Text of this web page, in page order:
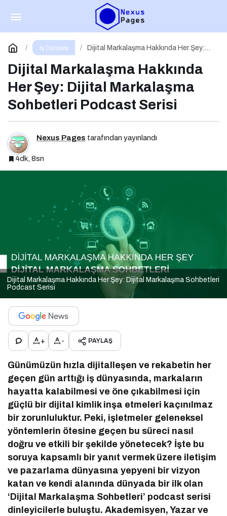
İş Dünyası
Dijital Markalaşma Hakkında Her Şey:
Serisi
Dijital Markalaşma Hakkında
Her Şey: Dijital Markalaşma
Sohbetleri Podcast Serisi
Nexus Pages tarafından yayınlandı
4dk, 8sn
Dijital Markalaşma Hakkında Her Şey: Dijital Markalaşma Sohbetleri
Podcast Serisi
+ - PAYLAŞ
Günümüzün hızla dijitalleşen ve rekabetin her
geçen gün arttığı iş dünyasında, markaların
hayatta kalabilmesi ve öne çıkabilmesi için
güçlü bir dijital kimlik inşa etmeleri kaçınılmaz
bir zorunluluktur. Peki, işletmeler geleneksel
yöntemlerin ötesine geçen bu süreci nasıl
doğru ve etkili bir şekilde yönetecek? İşte bu
soruya kapsamlı bir yanıt vermek üzere iletişim
ve pazarlama dünyasına yepyeni bir vizyon
katan ve kendi alanında dünyada bir ilk olan
‘Dijital Markalaşma Sohbetleri’ podcast serisi
dinleyicilerle buluştu. Akademisyen, Yazar ve
Before Friday Etkinliği İçin Geri Sayım!
Yorum Yap